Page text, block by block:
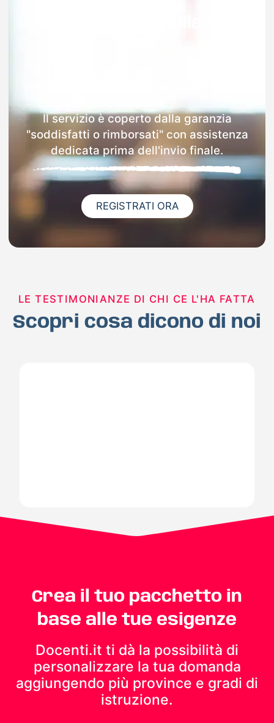
Il servizio è coperto dalla garanzia
"soddisfatti o rimborsati" con assistenza
dedicata prima dell'invio finale.
REGISTRATI ORA
LE TESTIMONIANZE DI CHI CE L'HA FATTA
Scopri cosa dicono di noi
Crea il tuo pacchetto in
base alle tue esigenze
Docenti.it ti dà la possibilità di
personalizzare la tua domanda
aggiungendo più province e gradi di
istruzione.